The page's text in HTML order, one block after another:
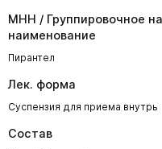
МНН / Группировочное
наименование
Пирантел
Лек. форма
Суспензия для приема внутрь
Состав